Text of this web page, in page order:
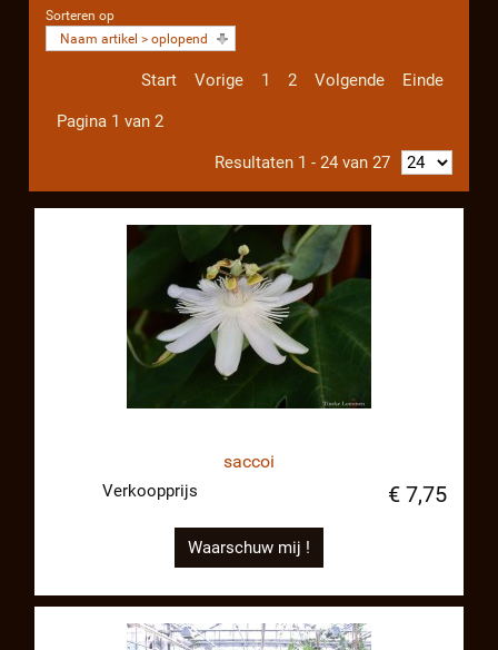
Sorteren op
Naam artikel > oplopend
Start Vorige 1 2 Volgende Einde
Pagina 1 van 2
Resultaten 1 - 24 van 27
saccoi
Verkoopprijs € 7,75
Waarschuw mij !